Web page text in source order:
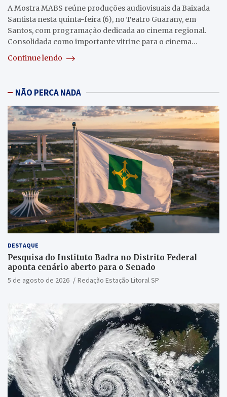
A Mostra MABS reúne produções audiovisuais da Baixada
Santista nesta quinta-feira (6), no Teatro Guarany, em
Santos, com programação dedicada ao cinema regional.
Consolidada como importante vitrine para o cinema…
Continue lendo
NÃO PERCA NADA
DESTAQUE
Pesquisa do Instituto Badra no Distrito Federal
aponta cenário aberto para o Senado
5 de agosto de 2026 Redação Estação Litoral SP